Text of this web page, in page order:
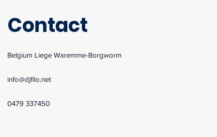
Contact
Belgium Liege Waremme-Borgworm
info@djfilo.net
0479 337450